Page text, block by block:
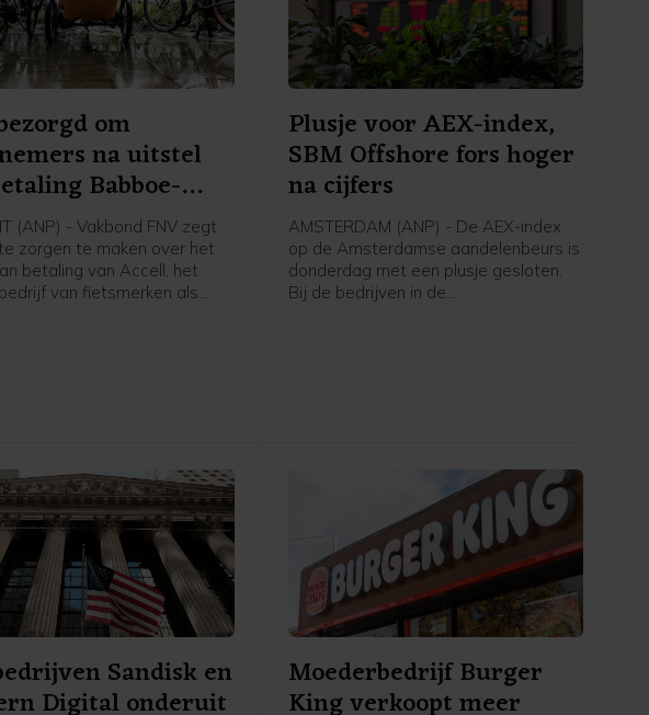
om
na uitstel
Babboe-
(ANP) - Vakbond FNV zegt
zorgen te maken over het
betaling van Accell, het
van fietsmerken als
inkomen en toekomst, aldus
vakbond van Nederland.
Plusje voor AEX-index,
SBM Offshore fors hoger
na cijfers
AMSTERDAM (ANP) - De AEX-index
op de Amsterdamse aandelenbeurs is
donderdag met een plusje gesloten.
Bij de bedrijven in de
Sandisk en
Digital onderuit
Moederbedrijf Burger
King verkoopt meer